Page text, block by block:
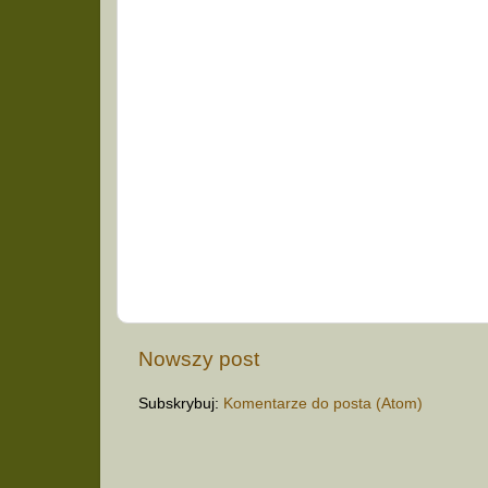
Nowszy post
Subskrybuj: Komentarze do posta (Atom)